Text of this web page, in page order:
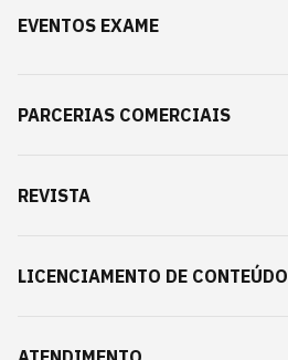
EVENTOS EXAME
PARCERIAS COMERCIAIS
REVISTA
LICENCIAMENTO DE CONTEÚDO